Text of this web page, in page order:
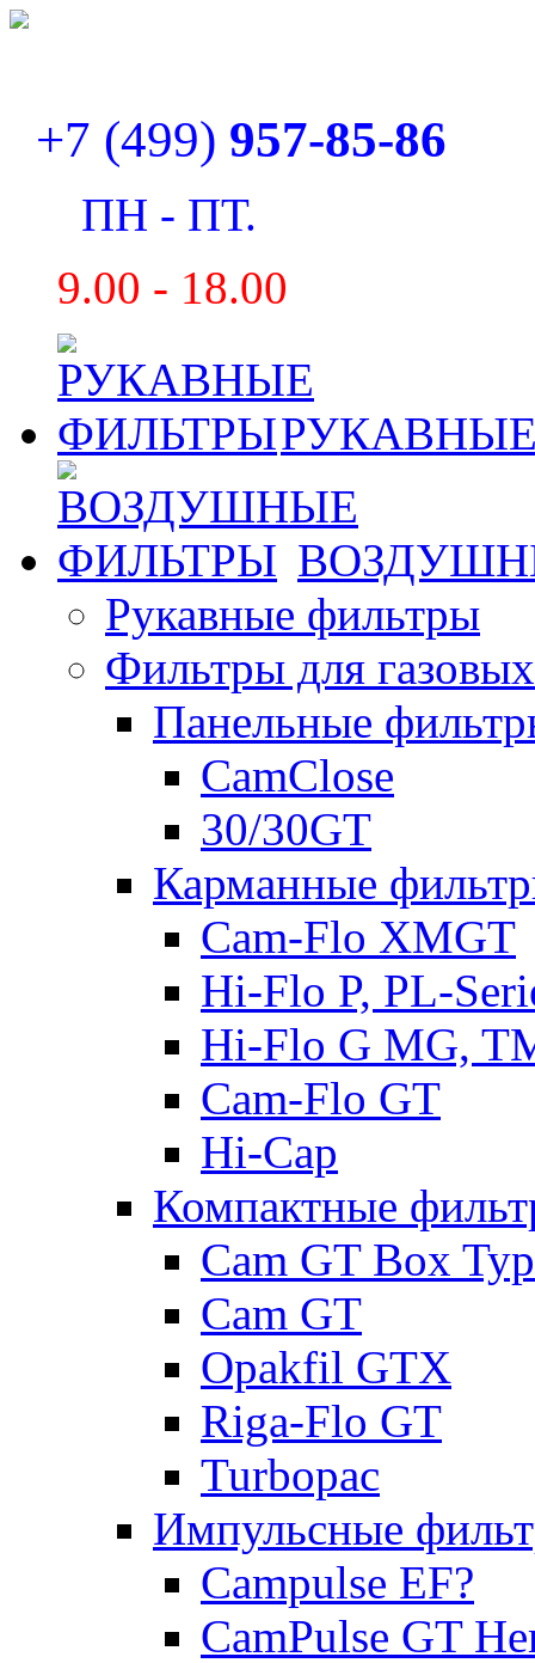
+7 (499) 957-85-86
ПН - ПТ.
9.00 - 18.00
Рукавные фильтры
Фильтры для
Панельные
CamClose
30/30GT
Карманные
Cam-Flo XMGT
Hi-Flo P, PL-
Hi-Flo G MG,
Cam-Flo GT
Hi-Cap
Компактные
Cam GT Box
Cam GT
Opakfil GTX
Riga-Flo GT
Turbopac
Импульсные
Campulse EF?
CamPulse GT